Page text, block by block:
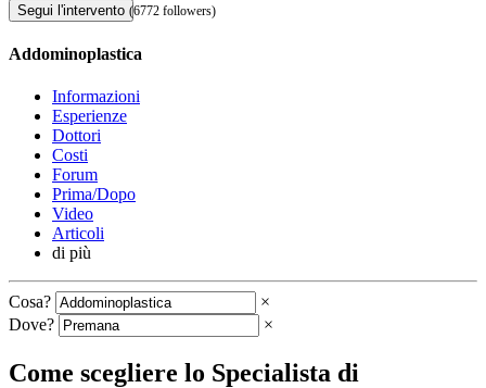
Segui l'intervento (6772 followers)
Addominoplastica
Informazioni
Esperienze
Dottori
Costi
Forum
Prima/Dopo
Video
Articoli
di più
Cosa?
×
Dove?
×
Come scegliere lo Specialista di